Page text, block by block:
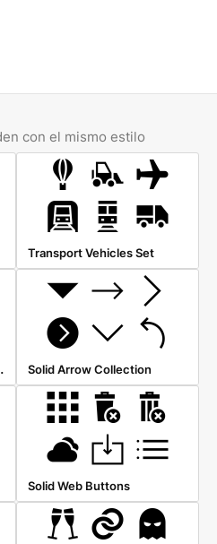
con el mismo estilo
Transport Vehicles Set
Solid Arrow Collection
Solid Web Buttons